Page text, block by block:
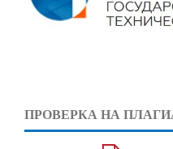
ПРОВЕРКА НА